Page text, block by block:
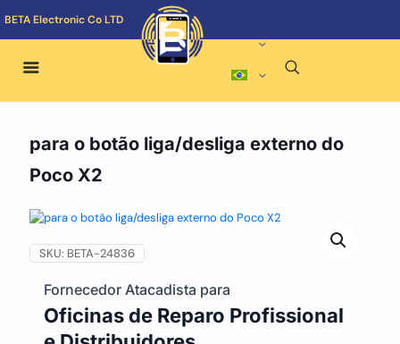
BETA Electronic Co LTD
para o botão liga/desliga externo do
Poco X2
SKU: BETA-24836
Fornecedor Atacadista para
Oficinas de Reparo Profissional